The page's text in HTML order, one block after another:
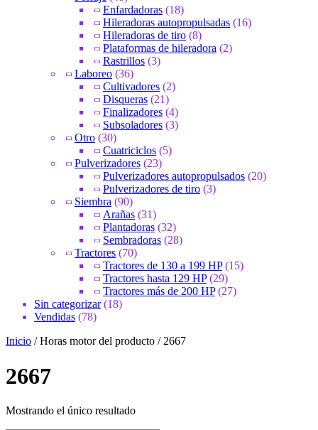
Enfardadoras (18)
Hileradoras autopropulsadas (16)
Hileradoras de tiro (8)
Plataformas de hileradora (2)
Rastrillos (3)
Laboreo (36)
Cultivadores (2)
Disqueras (21)
Finalizadores (4)
Subsoladores (3)
Otro (30)
Cuatriciclos (5)
Pulverizadores (23)
Pulverizadores autopropulsados (20)
Pulverizadores de tiro (3)
Siembra (90)
Arañas (31)
Plantadoras (32)
Sembradoras (28)
Tractores (70)
Tractores de 130 a 199 HP (15)
Tractores hasta 129 HP (29)
Tractores más de 200 HP (27)
Sin categorizar (18)
Vendidas (78)
Inicio / Horas motor del producto / 2667
2667
Mostrando el único resultado